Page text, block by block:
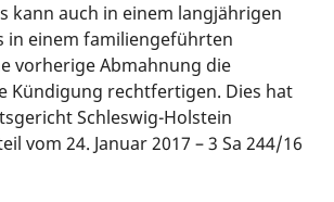
kann auch in einem langjährigen
in einem familiengeführten
vorherige Abmahnung die
Kündigung rechtfertigen. Dies hat
Schleswig-Holstein
vom 24. Januar 2017 – 3 Sa 244/16